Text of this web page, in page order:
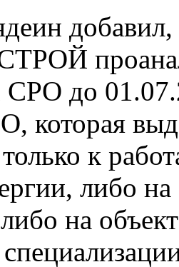
СРО до
которая
к
либо на
на